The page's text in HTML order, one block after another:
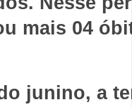
mais 04
junino, a